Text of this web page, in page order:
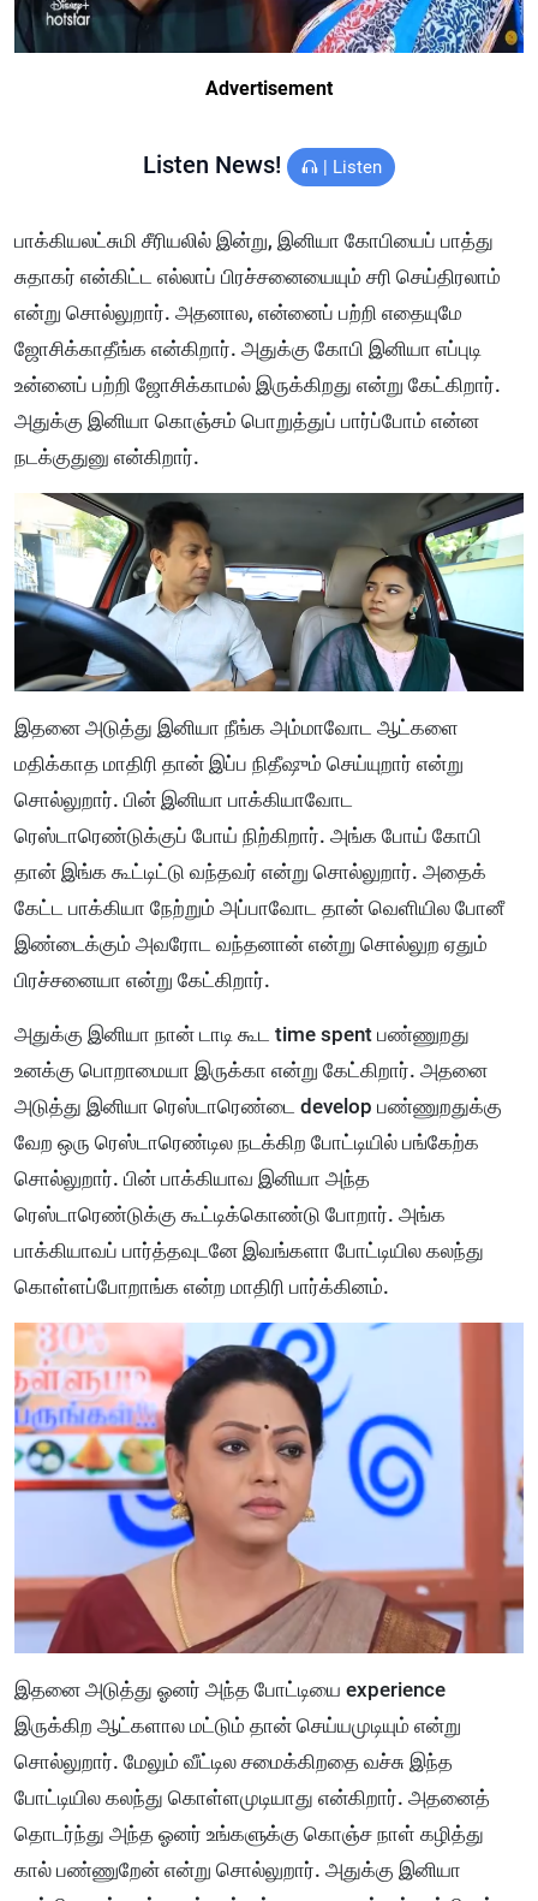
Advertisement
Listen News! | Listen
பாக்கியலட்சுமி சீரியலில் இன்று, இனியா கோபியைப் பாத்து
சுதாகர் என்கிட்ட எல்லாப் பிரச்சனையையும் சரி செய்திரலாம்
என்று சொல்லுறார். அதனால, என்னைப் பற்றி எதையுமே
ஜோசிக்காதீங்க என்கிறார். அதுக்கு கோபி இனியா எப்புடி
உன்னைப் பற்றி ஜோசிக்காமல் இருக்கிறது என்று கேட்கிறார்.
அதுக்கு இனியா கொஞ்சம் பொறுத்துப் பார்ப்போம் என்ன
நடக்குதுனு என்கிறார்.
இதனை அடுத்து இனியா நீங்க அம்மாவோட ஆட்களை
மதிக்காத மாதிரி தான் இப்ப நிதீஷும் செய்யுறார் என்று
சொல்லுறார். பின் இனியா பாக்கியாவோட
ரெஸ்டாரெண்டுக்குப் போய் நிற்கிறார். அங்க போய் கோபி
தான் இங்க கூட்டிட்டு வந்தவர் என்று சொல்லுறார். அதைக்
கேட்ட பாக்கியா நேற்றும் அப்பாவோட தான் வெளியில போனீ
இண்டைக்கும் அவரோட வந்தனான் என்று சொல்லுற ஏதும்
பிரச்சனையா என்று கேட்கிறார்.
அதுக்கு இனியா நான் டாடி கூட time spent பண்ணுறது
உனக்கு பொறாமையா இருக்கா என்று கேட்கிறார். அதனை
அடுத்து இனியா ரெஸ்டாரெண்டை develop பண்ணுறதுக்கு
வேற ஒரு ரெஸ்டாரெண்டில நடக்கிற போட்டியில் பங்கேற்க
சொல்லுறார். பின் பாக்கியாவ இனியா அந்த
ரெஸ்டாரெண்டுக்கு கூட்டிக்கொண்டு போறார். அங்க
பாக்கியாவப் பார்த்தவுடனே இவங்களா போட்டியில கலந்து
கொள்ளப்போறாங்க என்ற மாதிரி பார்க்கினம்.
இதனை அடுத்து ஓனர் அந்த போட்டியை experience
இருக்கிற ஆட்களால மட்டும் தான் செய்யமுடியும் என்று
சொல்லுறார். மேலும் வீட்டில சமைக்கிறதை வச்சு இந்த
போட்டியில கலந்து கொள்ளமுடியாது என்கிறார். அதனைத்
தொடர்ந்து அந்த ஓனர் உங்களுக்கு கொஞ்ச நாள் கழித்து
கால் பண்ணுறேன் என்று சொல்லுறார். அதுக்கு இனியா